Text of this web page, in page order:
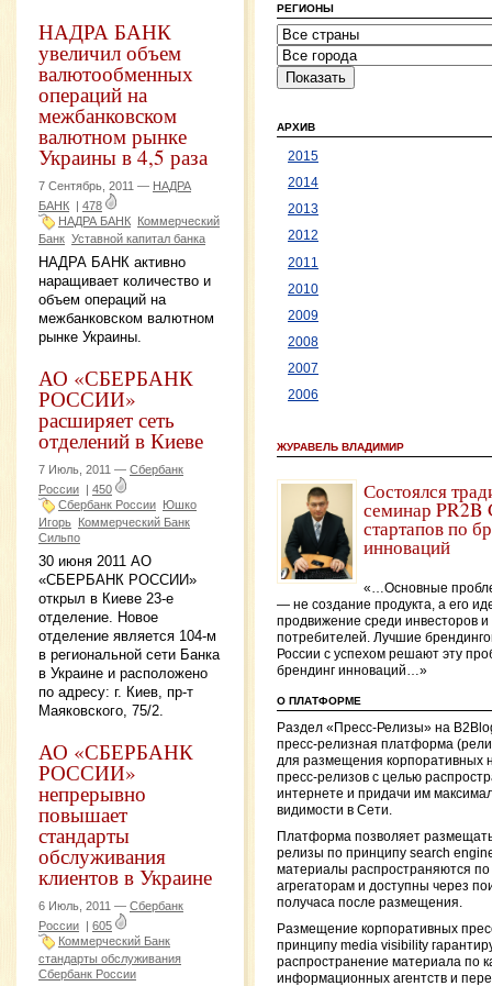
НАДРА БАНК
увеличил объем
валютообменных
операций на
межбанковском
валютном рынке
Украины в 4,5 раза
7 Сентябрь, 2011 — НАДРА
БАНК | 478
НАДРА БАНК Коммерческий
Банк Уставной капитал банка
НАДРА БАНК активно
наращивает количество и
объем операций на
межбанковском валютном
рынке Украины.
АО «СБЕРБАНК
РОССИИ»
расширяет сеть
отделений в Киеве
7 Июль, 2011 — Сбербанк
России | 450
Сбербанк России Юшко
Игорь Коммерческий Банк
Сильпо
30 июня 2011 АО
«СБЕРБАНК РОССИИ»
открыл в Киеве 23-е
отделение. Новое
отделение является 104-м
в региональной сети Банка
в Украине и расположено
по адресу: г. Киев, пр-т
Маяковского, 75/2.
АО «СБЕРБАНК
РОССИИ»
непрерывно
повышает
стандарты
обслуживания
клиентов в Украине
6 Июль, 2011 — Сбербанк
России | 605
Коммерческий Банк
стандарты обслуживания
Сбербанк России
РЕГИОНЫ
АРХИВ
2015
2014
2013
2012
2011
2010
2009
2008
2007
2006
ЖУРАВЕЛЬ ВЛАДИМИР
Состоялся
семинар PR2B
стартапов по
инноваций
«…Основные
— не создание продукта, а его
продвижение среди инвесторов и
потребителей. Лучшие
России с успехом решают эту
брендинг инноваций…»
О ПЛАТФОРМЕ
Раздел «Пресс-Релизы» на
пресс-релизная платформа
для размещения корпоративных
пресс-релизов с целью
интернете и придачи им
видимости в Сети.
Платформа позволяет
релизы по принципу search
материалы распространяются
агрегаторам и доступны через
получаса после размещения.
Размещение корпоративных
принципу media visibility
распространение материала по
информационных агентств и